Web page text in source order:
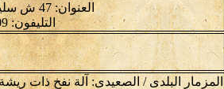
العنوان: 47 ش سليمان جوهر - الدقي - الجيزة- مصر
التليفون: 0237624409 - 0237626702
المزمار البلدى / الصعيدى: آلة نفخ ذات